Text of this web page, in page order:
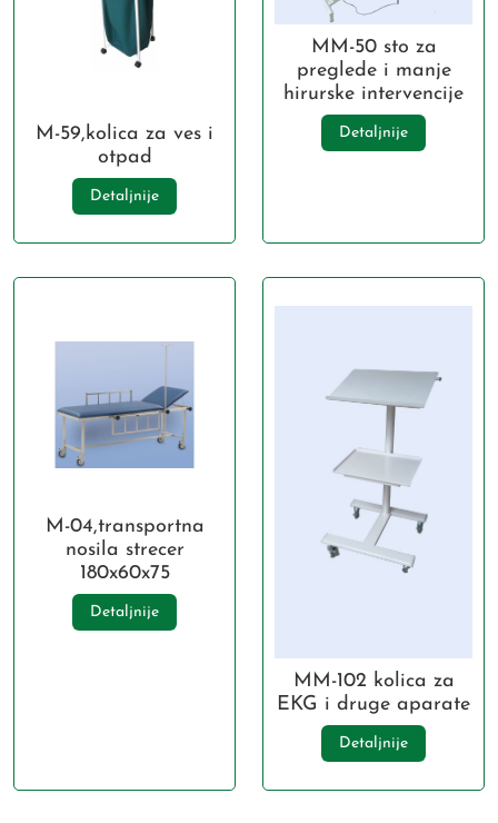
M-59,kolica za ves i
otpad
Detaljnije
MM-50 sto za
preglede i manje
hirurske intervencije
Detaljnije
M-04,transportna
nosila strecer
180x60x75
Detaljnije
MM-102 kolica za
EKG i druge aparate
Detaljnije